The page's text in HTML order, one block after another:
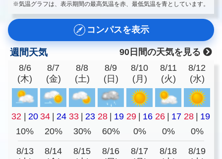
※気温グラフは、表示期間の最高気温を赤、最低気温を青としています。
コンパスを表示
週間天気
90日間の天気を見る
8/6
(木)
8/7
(金)
8/8
(土)
8/9
(日)
8/10
(月)
8/11
(火)
8/12
(水)
32 | 20 34 | 24 33 | 23 28 | 19 29 | 16 26 | 17 28 | 19
10%
20% 30% 60% 0% 0% 0%
8/13
8/14
8/15
8/16
8/17
8/18
8/19